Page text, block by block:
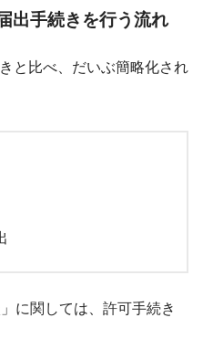
出手続きを行う流れ
と比べ、だいぶ簡略化され
に関しては、許可手続き